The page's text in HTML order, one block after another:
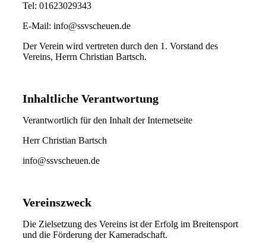
Tel: 01623029343
E-Mail: info@ssvscheuen.de
Der Verein wird vertreten durch den 1. Vorstand des
Vereins, Herrn Christian Bartsch.
Inhaltliche Verantwortung
Verantwortlich für den Inhalt der Internetseite
Herr Christian Bartsch
info@ssvscheuen.de
Vereinszweck
Die Zielsetzung des Vereins ist der Erfolg im Breitensport
und die Förderung der Kameradschaft.